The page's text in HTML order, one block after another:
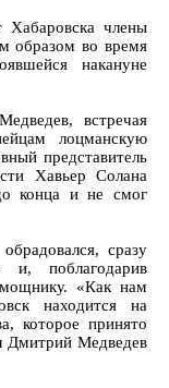
Хабаровска члены
образом во время
накануне
встречая
лоцманскую
представитель
Хавьер Солана
конца и не смог
сразу
и, поблагодарив
«Как нам
находится на
которое принято
Дмитрий Медведев